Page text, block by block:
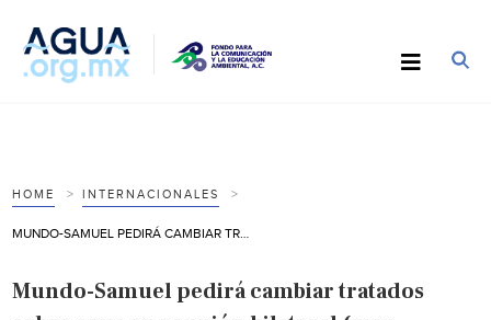
HOME INTERNACIONALES
Mundo-Samuel pedirá cambiar tratados